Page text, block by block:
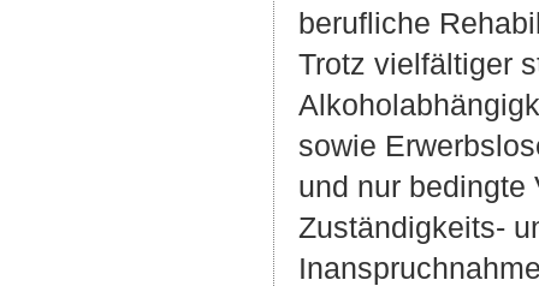
berufliche
Trotz vielfältiger
sowie
und nur bedingte
Zuständigkeits-